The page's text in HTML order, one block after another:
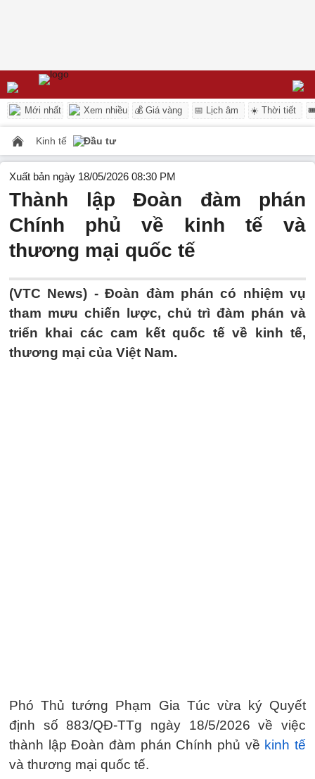
Mới nhất Xem nhiều 💰 Giá vàng 📅 Lịch âm ☀️ Thời tiết
Kinh tế Đầu tư
Xuất bản ngày 18/05/2026 08:30 PM
Thành lập Đoàn đàm phán
Chính phủ về kinh tế và
thương mại quốc tế
(VTC News) -Đoàn đàm phán có nhiệm vụ
tham mưu chiến lược, chủ trì đàm phán và
triển khai các cam kết quốc tế về kinh tế,
thương mại của Việt Nam.
Phó Thủ tướng Phạm Gia Túc vừa ký Quyết
định số 883/QĐ-TTg ngày 18/5/2026 về việc
thành lập Đoàn đàm phán Chính phủ về kinh tế
và thương mại quốc tế.